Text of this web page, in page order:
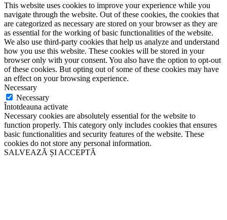
This website uses cookies to improve your experience while you
navigate through the website. Out of these cookies, the cookies that
are categorized as necessary are stored on your browser as they are
as essential for the working of basic functionalities of the website.
We also use third-party cookies that help us analyze and understand
how you use this website. These cookies will be stored in your
browser only with your consent. You also have the option to opt-out
of these cookies. But opting out of some of these cookies may have
an effect on your browsing experience.
Necessary
Necessary
Întotdeauna activate
Necessary cookies are absolutely essential for the website to
function properly. This category only includes cookies that ensures
basic functionalities and security features of the website. These
cookies do not store any personal information.
SALVEAZĂ ȘI ACCEPTĂ